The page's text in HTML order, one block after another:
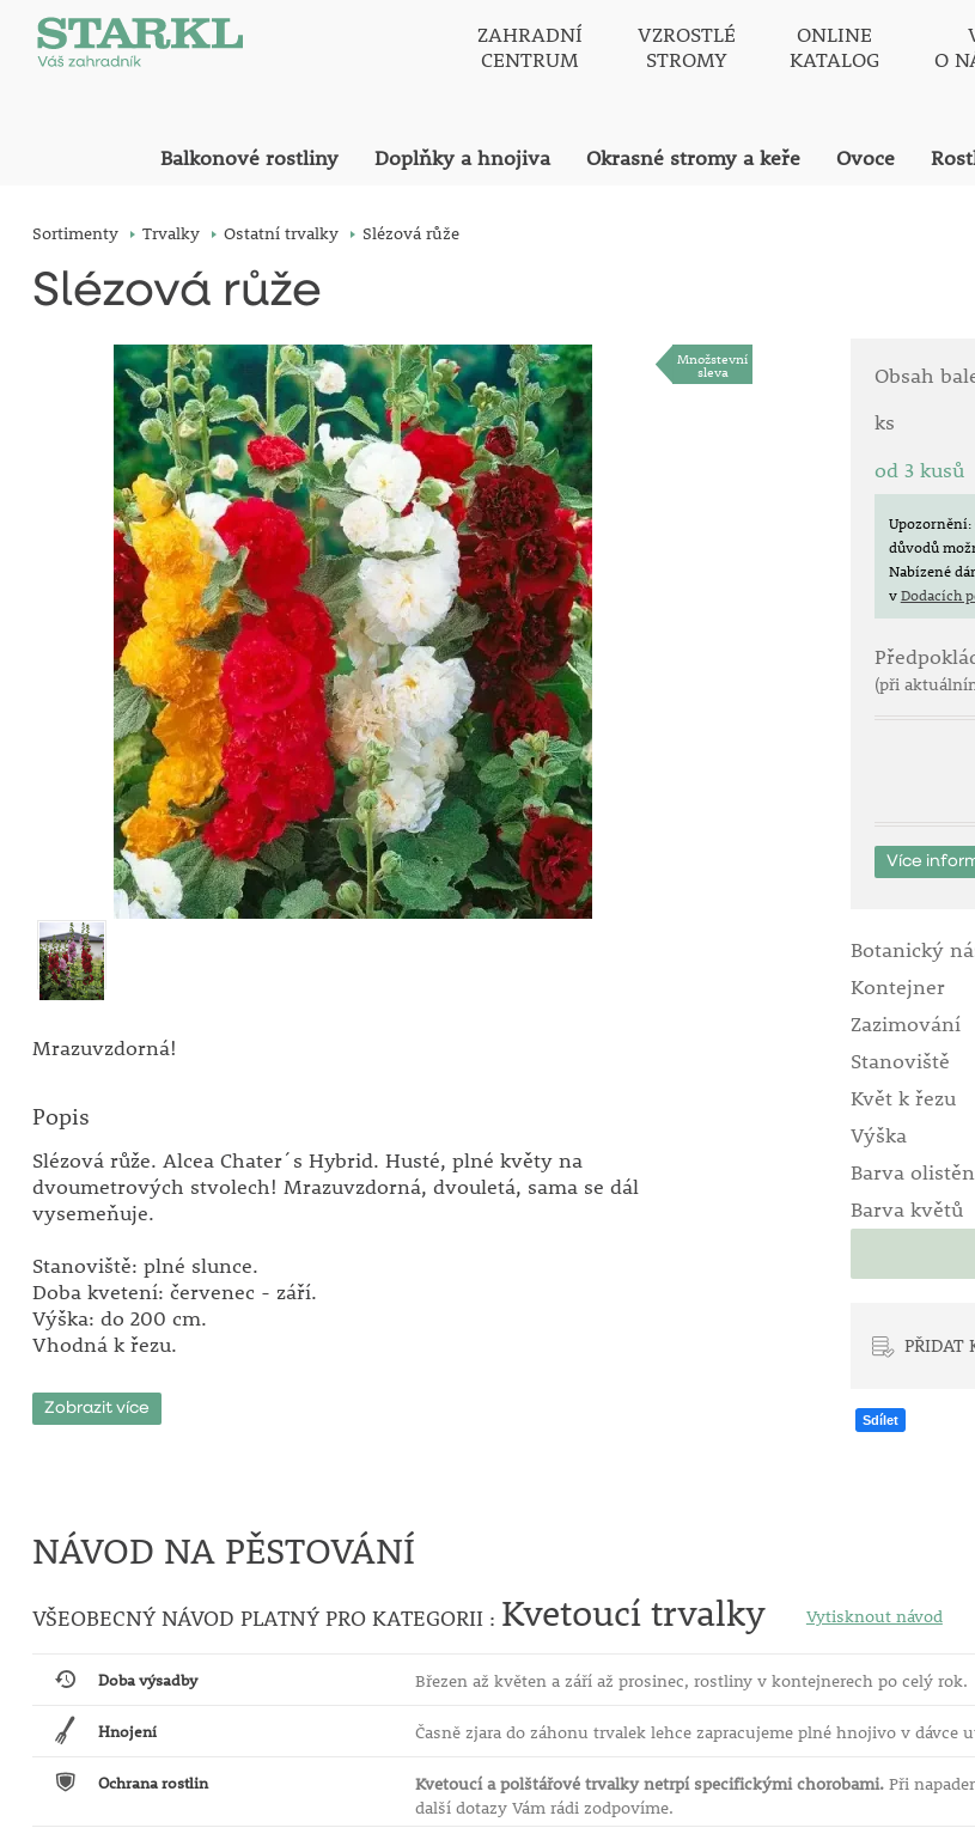
ZAHRADNÍ
CENTRUM
VZROSTLÉ
STROMY
ONLINE
KATALOG
O
Balkonové rostliny Doplňky a hnojiva Okrasné stromy a keře Ovoce
Sortimenty Trvalky Ostatní trvalky Slézová růže
Slézová růže
Množstevní
sleva
Mrazuvzdorná!
Popis
Slézová růže. Alcea Chater´s Hybrid. Husté, plné květy na
dvoumetrových stvolech! Mrazuvzdorná, dvouletá, sama se dál
vysemeňuje.
Stanoviště: plné slunce.
Doba kvetení: červenec - září.
Výška: do 200 cm.
Vhodná k řezu.
Zobrazit více
Obsah
ks
od 3 kusů
důvodů
Nabízené
vDodacích
(při
Více
Botanický
Kontejner
Zazimování
Stanoviště
Květ k řezu
Výška
Barva
Barva květů
PŘIDAT
Sdílet
NÁVOD NA PĚSTOVÁNÍ
VŠEOBECNÝ NÁVOD PLATNÝ PRO KATEGORII : Kvetoucí trvalky Vytisknout návod
Doba výsadby Březen až květen a září až prosinec, rostliny v kontejnerech po celý rok.
Hnojení Časně zjara do záhonu trvalek lehce zapracujeme plné hnojivo v dávce
Ochrana rostlin Kvetoucí a polštářové trvalky netrpí specifickými chorobami.Při
další dotazy Vám rádi zodpovíme.